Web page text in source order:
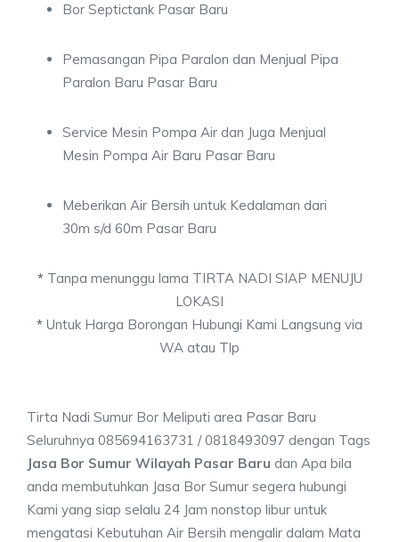
Bor Septictank Pasar Baru
Pemasangan Pipa Paralon dan Menjual Pipa
Paralon Baru Pasar Baru
Service Mesin Pompa Air dan Juga Menjual
Mesin Pompa Air Baru Pasar Baru
Meberikan Air Bersih untuk Kedalaman dari
30m s/d 60m Pasar Baru
*Tanpa menunggu lama TIRTA NADI SIAP MENUJU
LOKASI
* Untuk Harga Borongan Hubungi Kami Langsung via
WA atau Tlp
Tirta Nadi Sumur Bor Meliputi area Pasar Baru
Seluruhnya 085694163731 / 0818493097 dengan Tags
Jasa Bor Sumur Wilayah Pasar Baru dan Apa bila
anda membutuhkan Jasa Bor Sumur segera hubungi
Kami yang siap selalu 24 Jam nonstop libur untuk
mengatasi Kebutuhan Air Bersih mengalir dalam Mata